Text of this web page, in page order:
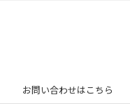
お問い合わせはこちら